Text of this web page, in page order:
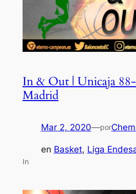
In & Out | Unicaja
Madrid
Mar 2, 2020—por
en Basket, Liga
In